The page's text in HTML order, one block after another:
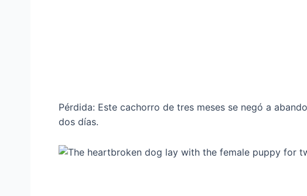
Pérdida: Este cachorro de tres meses se negó a
dos días.